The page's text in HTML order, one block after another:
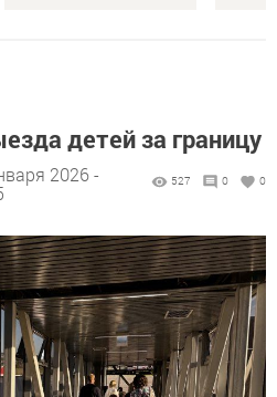
детей за границу
2026 -
527 0 0